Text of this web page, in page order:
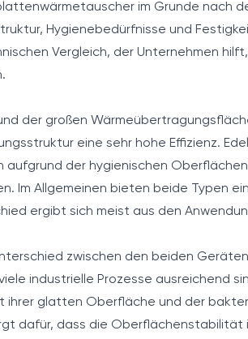
im Grunde nach
Hygienebedürfnisse und
Vergleich, der Unternehmen
der großen
eine sehr hohe Effizienz.
aufgrund der hygienischen
Im Allgemeinen bieten beide Typen
ergibt sich meist aus den
zwischen den beiden
industrielle Prozesse ausreichend
ihrer glatten Oberfläche und der
dafür, dass die Oberflächenstabilität